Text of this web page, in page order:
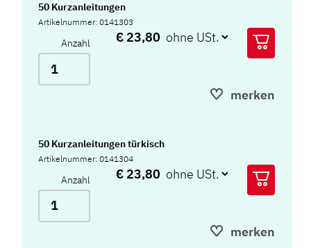
50 Kurzanleitungen
Artikelnummer: 0141303
Anzahl € 23,80
merken
50 Kurzanleitungen türkisch
Artikelnummer: 0141304
Anzahl € 23,80
merken